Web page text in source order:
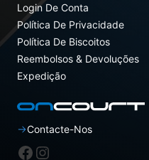
Login De Conta
Política De Privacidade
Política De Biscoitos
Reembolsos & Devoluções
Expedição
Contacte-Nos
Facebook
Instagram